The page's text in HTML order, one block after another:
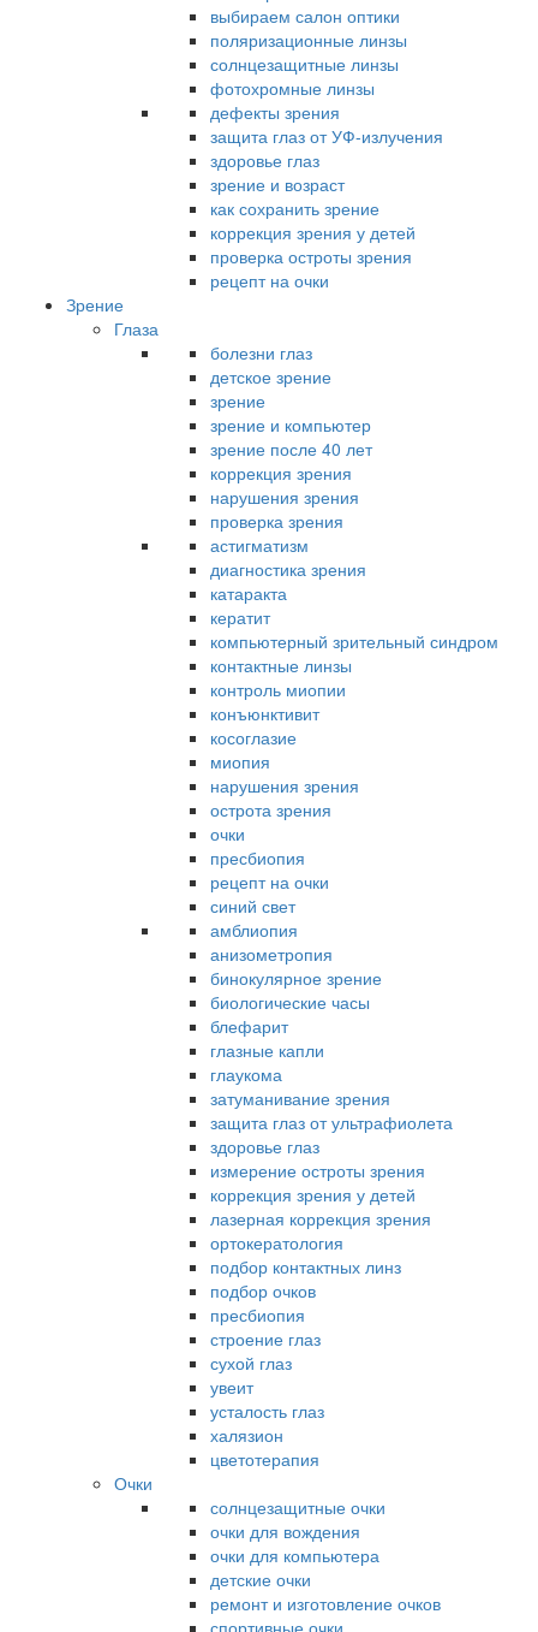
выбираем салон оптики
поляризационные линзы
солнцезащитные линзы
фотохромные линзы
дефекты зрения
защита глаз от УФ-излучения
здоровье глаз
зрение и возраст
как сохранить зрение
коррекция зрения у детей
проверка остроты зрения
рецепт на очки
Зрение
Глаза
болезни глаз
детское зрение
зрение
зрение и компьютер
зрение после 40 лет
коррекция зрения
нарушения зрения
проверка зрения
астигматизм
диагностика зрения
катаракта
кератит
компьютерный зрительный синдром
контактные линзы
контроль миопии
конъюнктивит
косоглазие
миопия
нарушения зрения
острота зрения
очки
пресбиопия
рецепт на очки
синий свет
амблиопия
анизометропия
бинокулярное зрение
биологические часы
блефарит
глазные капли
глаукома
затуманивание зрения
защита глаз от ультрафиолета
здоровье глаз
измерение остроты зрения
коррекция зрения у детей
лазерная коррекция зрения
ортокератология
подбор контактных линз
подбор очков
пресбиопия
строение глаз
сухой глаз
увеит
усталость глаз
халязион
цветотерапия
Очки
солнцезащитные очки
очки для вождения
очки для компьютера
детские очки
ремонт и изготовление очков